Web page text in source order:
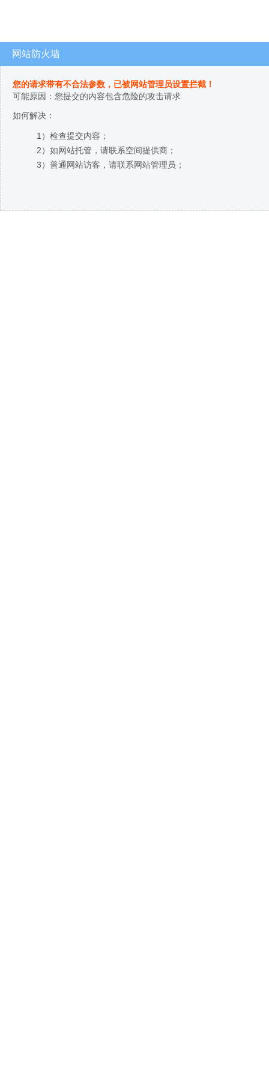
网站防火墙
您的请求带有不合法参数，已被网站管理员设置拦截！
可能原因：您提交的内容包含危险的攻击请求
如何解决：
1）检查提交内容；
2）如网站托管，请联系空间提供商；
3）普通网站访客，请联系网站管理员；